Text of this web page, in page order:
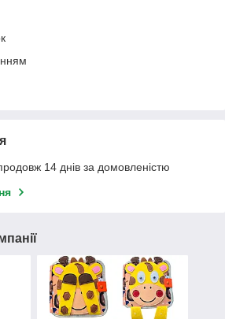
14 днів за домовленістю